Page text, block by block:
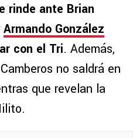
rinde ante Brian
Armando González
con el Tri. Además,
no saldrá en
que revelan la